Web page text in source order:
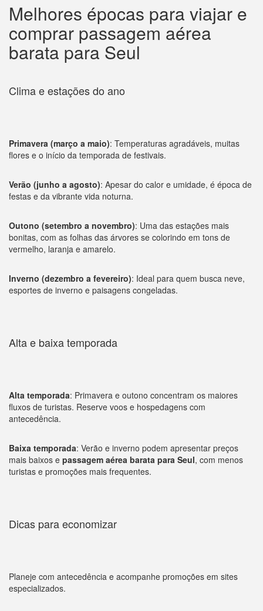
Melhores épocas para viajar e
comprar passagem aérea
barata para Seul
Clima e estações do ano
Primavera (março a maio): Temperaturas agradáveis, muitas
flores e o início da temporada de festivais.
Verão (junho a agosto): Apesar do calor e umidade, é época de
festas e da vibrante vida noturna.
Outono (setembro a novembro): Uma das estações mais
bonitas, com as folhas das árvores se colorindo em tons de
vermelho, laranja e amarelo.
Inverno (dezembro a fevereiro): Ideal para quem busca neve,
esportes de inverno e paisagens congeladas.
Alta e baixa temporada
Alta temporada: Primavera e outono concentram os maiores
fluxos de turistas. Reserve voos e hospedagens com
antecedência.
Baixa temporada: Verão e inverno podem apresentar preços
mais baixos e passagem aérea barata para Seul, com menos
turistas e promoções mais frequentes.
Dicas para economizar
Planeje com antecedência e acompanhe promoções em sites
especializados.